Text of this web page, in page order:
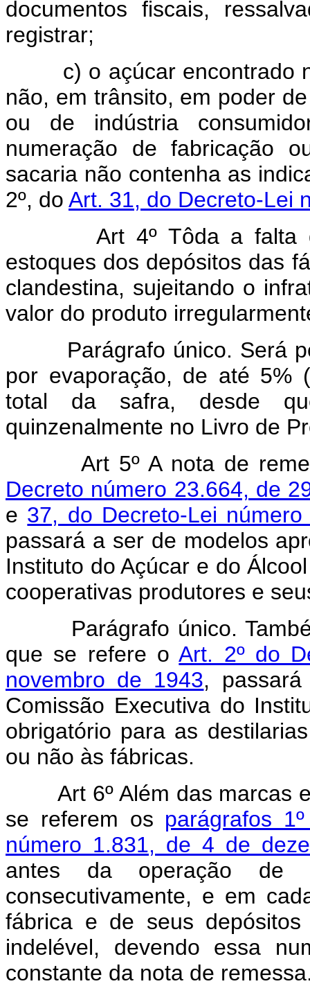
documentos fiscais,
registrar;
c) o açúcar encontrado
não, em trânsito, em poder
ou de indústria
numeração de fabricação
sacaria não contenha as
2º, do Art. 31, do Decreto-Lei
Art 4º Tôda a falta de
estoques dos depósitos das
clandestina, sujeitando o
valor do produto
Parágrafo único. Será
por evaporação, de até 5%
total da safra, desde
quinzenalmente no Livro de
Art 5º A nota de
Decreto número 23.664, de
e 37, do Decreto-Lei
passará a ser de modelos
Instituto do Açúcar e do
cooperativas produtores e
Parágrafo único.
que se refere oArt. 2º do
novembro de 1943,
Comissão Executiva do
obrigatório para as
ou não às fábricas.
Art 6º Além das marcas e
se referem os parágrafos
número 1.831, de 4 de
antes da operação de
consecutivamente, e em
fábrica e de seus
indelével, devendo essa
constante da nota de